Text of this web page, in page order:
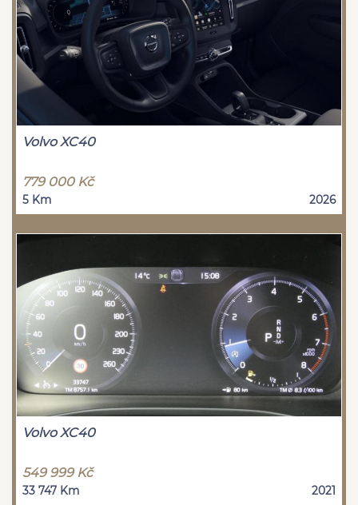
Volvo XC40
779 000 Kč
5 Km 2026
Volvo XC40
549 999 Kč
33 747 Km 2021